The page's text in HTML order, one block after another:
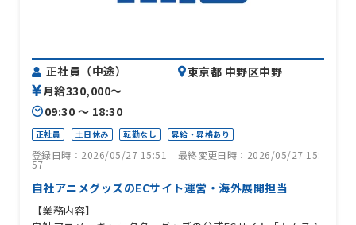
正社員（中途）
月給330,000〜
09:30 〜 18:30
東京都 中野区中野
正社員 土日休み 転勤なし 昇給・昇格あり
登録日時：2026/05/27 15:51 最終変更日時：2026/05/27 15:
57
自社アニメグッズのECサイト運営・海外展開担当
【業務内容】